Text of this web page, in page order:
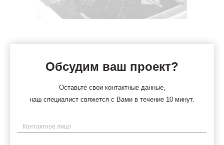
Обсудим ваш проект?
Оставьте свои контактные данные,
наш специалист свяжется с Вами в течение 10 минут.
Имя